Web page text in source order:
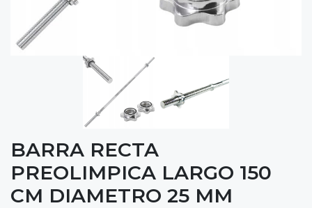
BARRA RECTA
PREOLIMPICA LARGO 150
CM DIAMETRO 25 MM